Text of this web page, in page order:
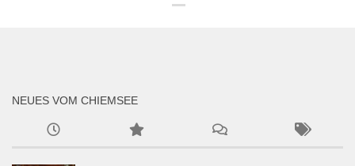
NEUES VOM CHIEMSEE